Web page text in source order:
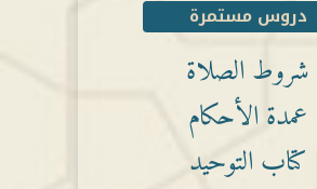
دروس مستمرة
شروط الصلاة
عمدة الأحكام
كتاب التوحيد